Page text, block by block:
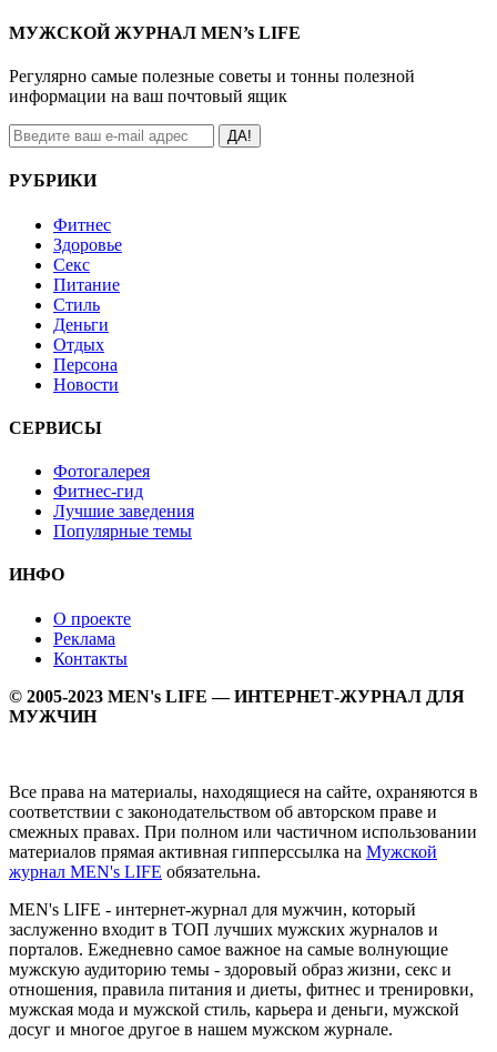
МУЖСКОЙ ЖУРНАЛ MEN’s LIFE
Регулярно самые полезные советы и тонны полезной
информации на ваш почтовый ящик
ДА!
РУБРИКИ
Фитнес
Здоровье
Секс
Питание
Стиль
Деньги
Отдых
Персона
Новости
СЕРВИСЫ
Фотогалерея
Фитнес-гид
Лучшие заведения
Популярные темы
ИНФО
О проекте
Реклама
Контакты
© 2005-2023 MEN's LIFE — ИНТЕРНЕТ-ЖУРНАЛ ДЛЯ
МУЖЧИН
Все права на материалы, находящиеся на сайте, охраняются в
соответствии с законодательством об авторском праве и
смежных правах. При полном или частичном использовании
материалов прямая активная гипперссылка на Мужской
журнал MEN's LIFE обязательна.
MEN's LIFE - интернет-журнал для мужчин, который
заслуженно входит в ТОП лучших мужских журналов и
порталов. Ежедневно самое важное на самые волнующие
мужскую аудиторию темы - здоровый образ жизни, секс и
отношения, правила питания и диеты, фитнес и тренировки,
мужская мода и мужской стиль, карьера и деньги, мужской
досуг и многое другое в нашем мужском журнале.